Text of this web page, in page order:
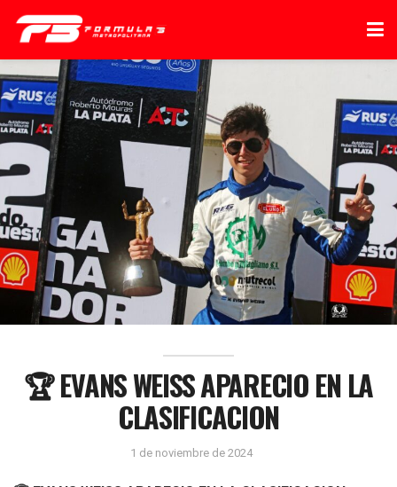
🏆 EVANS WEISS APARECIO EN LA
CLASIFICACION
1 de noviembre de 2024